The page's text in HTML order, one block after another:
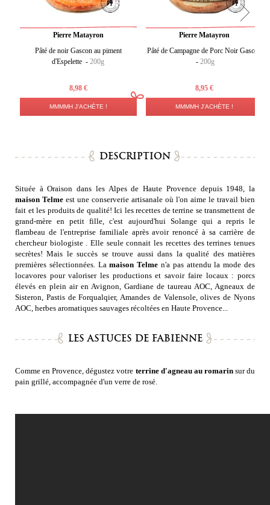
Pierre Matayron
Pâté de noir Gascon au piment
d'Espelette - 200g
8,98 €
MMMMH J'ACHÈTE !
Pierre Matayron
Pâté de Campagne de Porc Noir Gascon
- 200g
8,95 €
MMMMH J'ACHÈTE !
DESCRIPTION
Située à Oraison dans les Alpes de Haute Provence depuis 1948, la
maison Telme est une conserverie artisanale où l'on aime le travail bien
fait et les produits de qualité! Ici les recettes de terrine se transmettent de
grand-mère en petit fille, c'est aujourd'hui Solange qui a repris le
flambeau de l'entreprise familiale après avoir renoncé à sa carrière de
chercheur biologiste . Elle seule connait les recettes des terrines tenues
secrètes! Mais le succès se trouve aussi dans la qualité des matières
premières sélectionnées. Lamaison Telme n'a pas attendu la mode des
locavores pour valoriser les productions et savoir faire locaux : porcs
élevés en plein air en Avignon, Gardiane de taureau AOC, Agneaux de
Sisteron, Pastis de Forqualqier, Amandes de Valensole, olives de Nyons
AOC, herbes aromatiques sauvages récoltées en Haute Provence...
LES ASTUCES DE FABIENNE
Comme en Provence, dégustez votre terrine d'agneau au romarinsur du
pain grillé, accompagnée d'un verre de rosé.